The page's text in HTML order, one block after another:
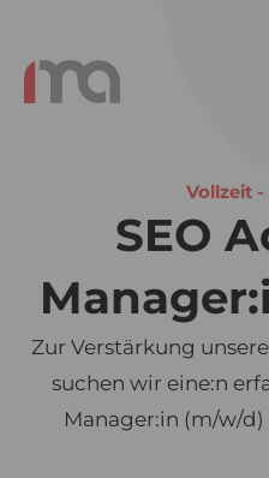
Vollzeit
SEO
Zur Verstärkung
suchen wir eine:n
Manager:in (m/w/